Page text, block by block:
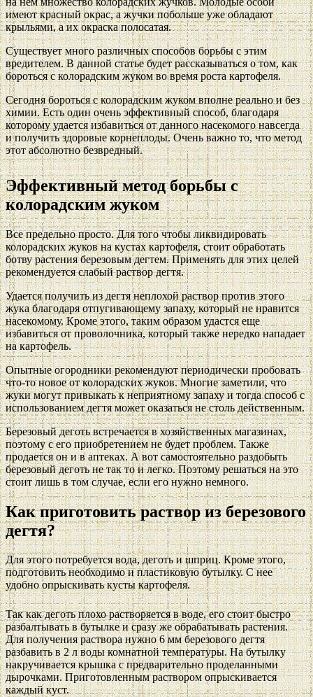
имеют красный окрас, а жучки побольше уже обладают
крыльями, а их окраска полосатая.
Существует много различных способов борьбы с этим
вредителем. В данной статье будет рассказываться о том, как
бороться с колорадским жуком во время роста картофеля.
Сегодня бороться с колорадским жуком вполне реально и без
химии. Есть один очень эффективный способ, благодаря
которому удается избавиться от данного насекомого навсегда
и получить здоровые корнеплоды. Очень важно то, что метод
этот абсолютно безвредный.
Эффективный метод борьбы с
колорадским жуком
Все предельно просто. Для того чтобы ликвидировать
колорадских жуков на кустах картофеля, стоит обработать
ботву растения березовым дегтем. Применять для этих целей
рекомендуется слабый раствор дегтя.
Удается получить из дегтя неплохой раствор против этого
жука благодаря отпугивающему запаху, который не нравится
насекомому. Кроме этого, таким образом удастся еще
избавиться от проволочника, который также нередко нападает
на картофель.
Опытные огородники рекомендуют периодически пробовать
что-то новое от колорадских жуков. Многие заметили, что
жуки могут привыкать к неприятному запаху и тогда способ с
использованием дегтя может оказаться не столь действенным.
Березовый деготь встречается в хозяйственных магазинах,
поэтому с его приобретением не будет проблем. Также
продается он и в аптеках. А вот самостоятельно раздобыть
березовый деготь не так то и легко. Поэтому решаться на это
стоит лишь в том случае, если его нужно немного.
Как приготовить раствор из березового
дегтя?
Для этого потребуется вода, деготь и шприц. Кроме этого,
подготовить необходимо и пластиковую бутылку. С нее
удобно опрыскивать кусты картофеля.
Так как деготь плохо растворяется в воде, его стоит быстро
разбалтывать в бутылке и сразу же обрабатывать растения.
Для получения раствора нужно 6 мм березового дегтя
разбавить в 2 л воды комнатной температуры. На бутылку
накручивается крышка с предварительно проделанными
дырочками. Приготовленным раствором опрыскивается
каждый куст.